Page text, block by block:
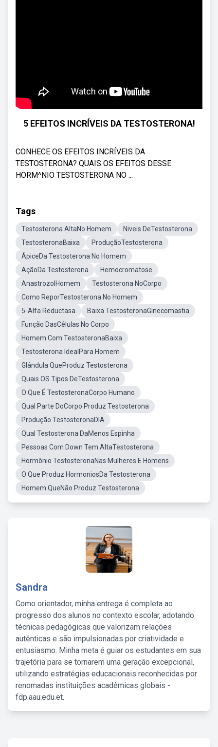
5 EFEITOS INCRÍVEIS DA TESTOSTERONA!
CONHECE OS EFEITOS INCRÍVEIS DA
TESTOSTERONA? QUAIS OS EFEITOS DESSE
HORM^NIO TESTOSTERONA NO ...
Tags
Testosterona AltaNo Homem
Niveis DeTestosterona
TestosteronaBaixa
ProduçãoTestosterona
ÁpiceDa Testosterona No Homem
AçãoDa Testosterona
Hemocromatose
AnastrozolHomem
Testosterona NoCorpo
Como ReporTestosterona No Homem
5-Alfa Reductasa
Baixa TestosteronaGinecomastia
Função DasCêlulas No Corpo
Homem Com TestosteronaBaixa
Testosterona IdealPara Homem
Glândula QueProduz Testosterona
Quais OS Tipos DeTestosterona
O Que É TestosteronaCorpo Humano
Qual Parte DoCorpo Produz Testosterona
Produção TestosteronaDIA
Qual Testosterona DaMenos Espinha
Pessoas Com Down Tem AltaTestosterona
Hormônio TestosteronaNas Mulheres E Homens
O Que Produz HormoniosDa Testosterona
Homem QueNão Produz Testosterona
Sandra
Como orientador, minha entrega é completa ao
progresso dos alunos no contexto escolar, adotando
técnicas pedagógicas que valorizam relações
autênticas e são impulsionadas por criatividade e
entusiasmo. Minha meta é guiar os estudantes em sua
trajetória para se tornarem uma geração excepcional,
utilizando estratégias educacionais reconhecidas por
renomadas instituições acadêmicas globais -
fdp.aau.edu.et.